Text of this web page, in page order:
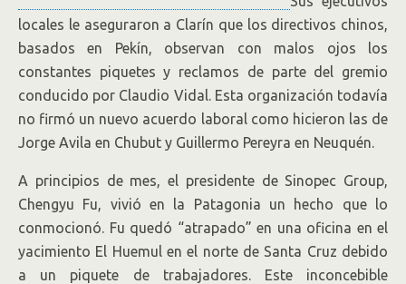
locales le aseguraron a Clarín que los directivos chinos,
basados en Pekín, observan con malos ojos los
constantes piquetes y reclamos de parte del gremio
conducido por Claudio Vidal. Esta organización todavía
no firmó un nuevo acuerdo laboral como hicieron las de
Jorge Avila en Chubut y Guillermo Pereyra en Neuquén.
A principios de mes, el presidente de Sinopec Group,
Chengyu Fu, vivió en la Patagonia un hecho que lo
conmocionó. Fu quedó “atrapado” en una oficina en el
yacimiento El Huemul en el norte de Santa Cruz debido
a un piquete de trabajadores. Este inconcebible